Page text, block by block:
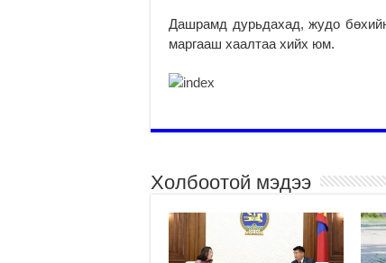
Дашрамд дурьдахад, жудо
маргааш хаалтаа хийх юм.
Холбоотой мэдээ